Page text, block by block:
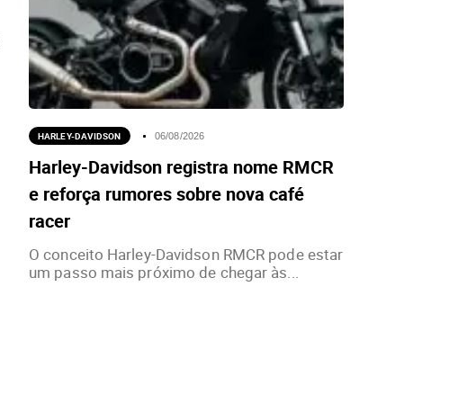
HARLEY-DAVIDSON 06/08/2026
Harley-Davidson registra nome RMCR
e reforça rumores sobre nova café
racer
O conceito Harley-Davidson RMCR pode estar
um passo mais próximo de chegar às...